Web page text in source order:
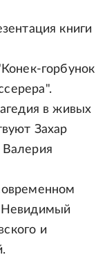
книги
горбунок
в живых
Захар
и